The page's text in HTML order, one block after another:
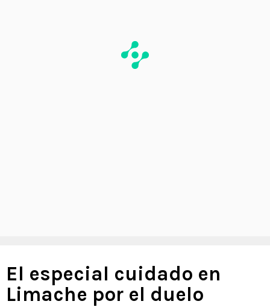
El especial cuidado en
Limache por el duelo